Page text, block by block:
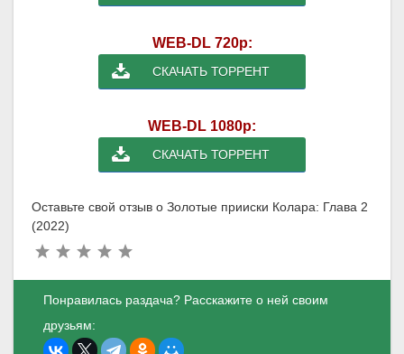
WEB-DL 720p:
СКАЧАТЬ ТОРРЕНТ
WEB-DL 1080p:
СКАЧАТЬ ТОРРЕНТ
Оставьте свой отзыв о Золотые прииски Колара: Глава 2
(2022)
Понравилась раздача? Расскажите о ней своим
друзьям: